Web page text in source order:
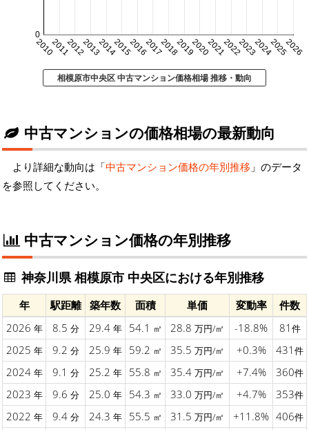
20102011201220132014201520162017201820192020202120222023202420252026
0
相模原市中央区 中古マンション価格相場 推移・動向
中古マンションの価格相場の最新動向
より詳細な動向は「中古マンション価格の年別推移 」のデータ
を参照してください。
中古マンション価格の年別推移
神奈川県 相模原市 中央区における年別推移
年 駅距離 築年数 面積 単価 変動率
件数
2026 年 8.5 分 29.4 年 54.1 ㎡ 28.8 万円/㎡ -18.8% 81 件
2025 年 9.2 分 25.9 年 59.2 ㎡ 35.5 万円/㎡ +0.3% 431 件
2024 年 9.1 分 25.2 年 55.8 ㎡ 35.4 万円/㎡ +7.4% 360件
2023 年 9.6 分 25.0 年 54.3 ㎡ 33.0 万円/㎡ +4.7% 353件
2022 年 9.4 分 24.3 年 55.5 ㎡ 31.5 万円/㎡ +11.8% 406件